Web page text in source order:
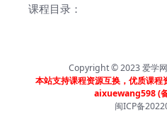
课程目录：
Copyright © 2023爱学网
本站支持课程资源互换，优质课程
aixuewang598 (
闽ICP备